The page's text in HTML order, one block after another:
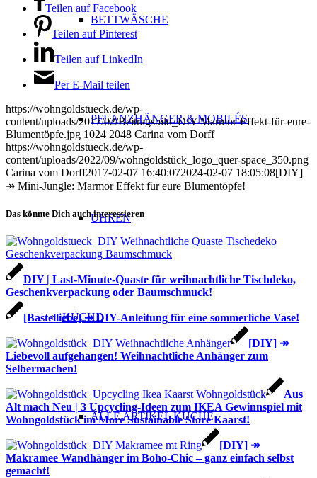
BETTWÄSCHE
PFLANZHÄNGER & MOBILÉS
UHREN
KÜCHE
ALLE ARTIKEL KÜCHE
Teilen auf Facebook
Teilen auf Pinterest
Teilen auf LinkedIn
Per E-Mail teilen
https://wohngoldstueck.de/wp-
content/uploads/2017/02/Beitragsbild_DIY-Marmor-Effekt-für-eure-
Blumentöpfe.jpg 1024 2048 Carina vom Dorff
https://wohngoldstueck.de/wp-
content/uploads/2022/09/wohngoldstück_logo_quer-space_350.png
Carina vom Dorff2017-02-07 16:40:072024-02-07 18:05:08[DIY]
↠ Mini-Jungle: Marmor Effekt für eure Blumentöpfe!
Das könnte Dich auch interessieren
DIY | Last-Minute-Quaste für weihnachtliche Tischdeko,
Geschenkverpackung oder Baumschmuck!
[Bastelliebe] ↠ DIY-Anleitung für eine sommerliche Vase!
[DIY] ↠
Liebevoll aufgehangen! Weihnachtliche Anhänger zum
Selbermachen!
Aus
Alt mach Neu | 3 Upcycling-Ideen zum IKEA Gewinnspiel mit
Wohngoldstück im More Sustainable Store Kaarst!
[DIY] ↠
Makramee Wandhänger im Boho-Chic – ganz einfach selbst
gemacht!